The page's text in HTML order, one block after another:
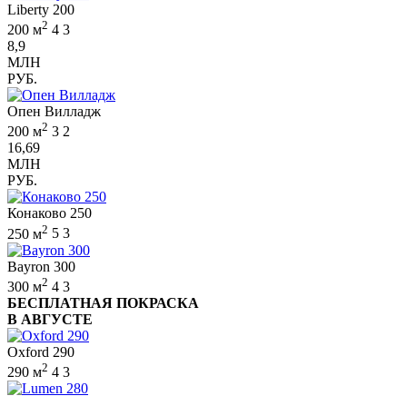
Liberty 200
200 м2 4 3
8,9
МЛН
РУБ.
Опен Вилладж
200 м2 3 2
16,69
МЛН
РУБ.
Конаково 250
250 м2 5 3
Bayron 300
300 м2 4 3
БЕСПЛАТНАЯ ПОКРАСКА
В АВГУСТЕ
Oxford 290
290 м2 4 3